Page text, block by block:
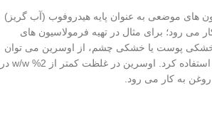
های موضعی به عنوان پایه هیدروفوب (آب گریز)
می رود؛ برای مثال در تهیه فرمولاسیون های
پوست یا خشکی چشم، از اوسرین می توان
به عنوان پایه فرمولاسیون استفاده کرد. اوسرین در غلظت کمتر از 2% w/w در
به کار می رود.